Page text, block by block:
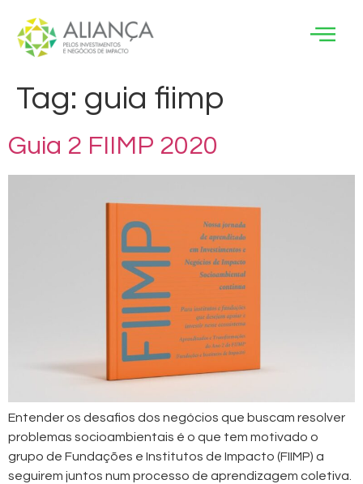
Tag: guia fiimp
Guia 2 FIIMP 2020
Entender os desafios dos negócios que buscam resolver
problemas socioambientais é o que tem motivado o
grupo de Fundações e Institutos de Impacto (FIIMP) a
seguirem juntos num processo de aprendizagem coletiva.